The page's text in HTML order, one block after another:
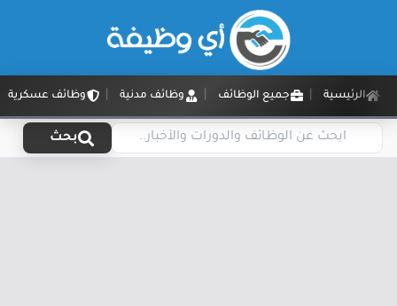
الرئيسية جميع الوظائف وظائف مدنية وظائف عسكرية
بحث